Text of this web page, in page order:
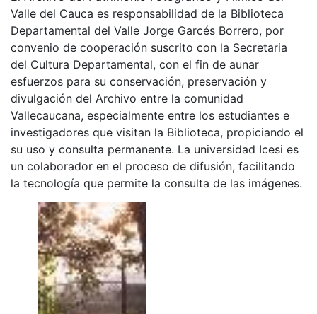
Valle del Cauca es responsabilidad de la Biblioteca
Departamental del Valle Jorge Garcés Borrero, por
convenio de cooperación suscrito con la Secretaria
del Cultura Departamental, con el fin de aunar
esfuerzos para su conservación, preservación y
divulgación del Archivo entre la comunidad
Vallecaucana, especialmente entre los estudiantes e
investigadores que visitan la Biblioteca, propiciando el
su uso y consulta permanente. La universidad Icesi es
un colaborador en el proceso de difusión, facilitando
la tecnología que permite la consulta de las imágenes.